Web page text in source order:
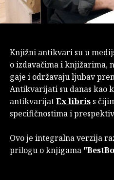
Knjižni antikvari su u
o izdavačima i knjižarima,
gaje i održavaju ljubav
Antikvarijati su danas kao
antikvarijatEx libris s
specifičnostima i
Ovo je integralna verzija
prilogu o knjigama